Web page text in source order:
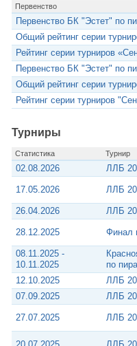
Первенство
Первенство БК "Эстет" по
Общий рейтинг серии
Рейтинг серии турниров
Первенство БК "Эстет" по
Общий рейтинг серии
Рейтинг серии турниров
Турниры
Статистика Турнир
02.08.2026 ЛЛБ
17.05.2026 ЛЛБ
26.04.2026 ЛЛБ
28.12.2025 Финал
08.11.2025 -
10.11.2025
по
12.10.2025
ЛЛБ
07.09.2025
ЛЛБ
27.07.2025 ЛЛБ